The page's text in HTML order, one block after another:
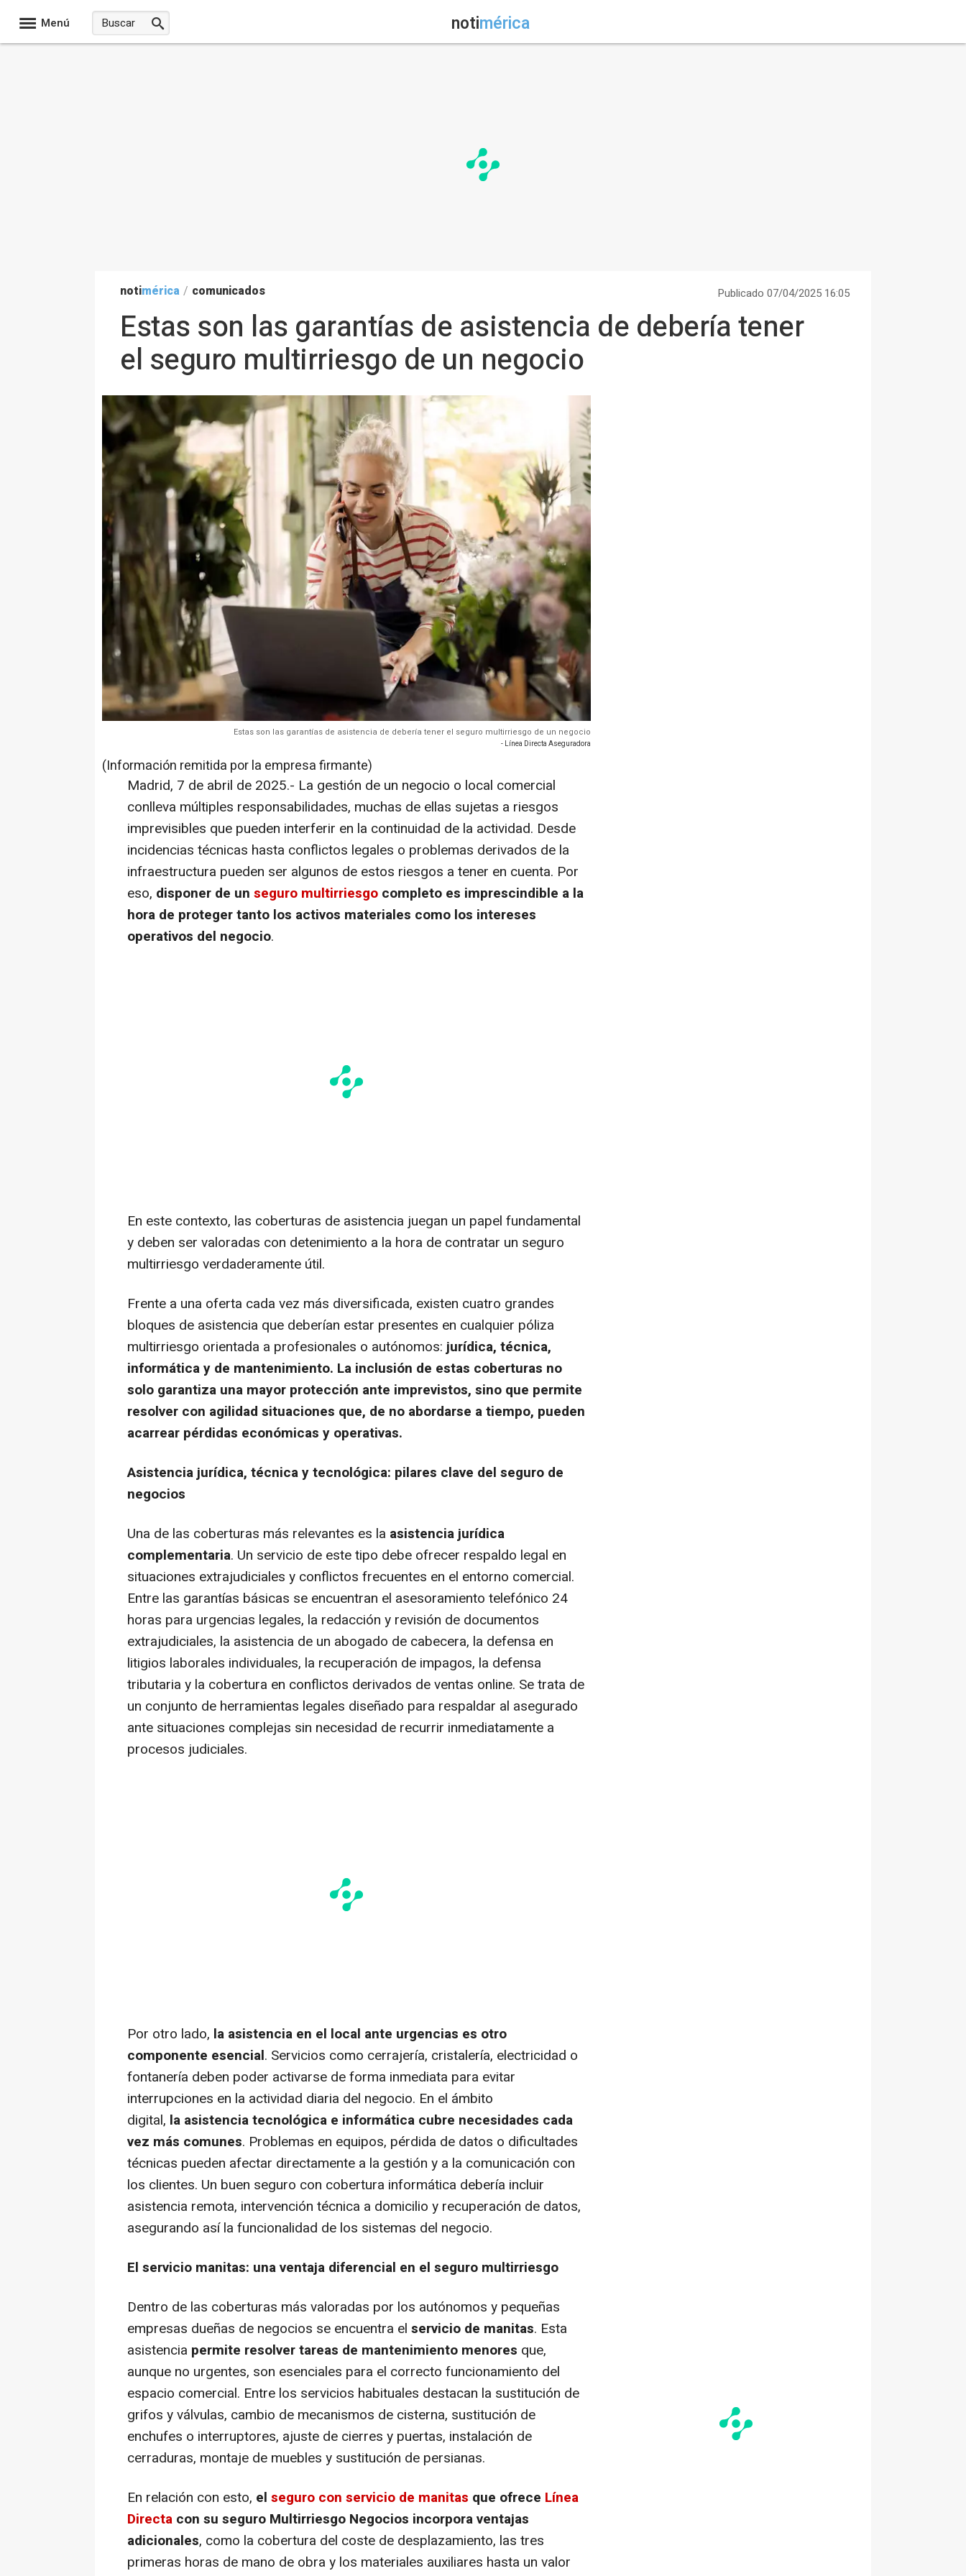
Menú notimérica
notimérica / comunicados Publicado 07/04/2025 16:05
Estas son las garantías de asistencia de debería tener
el seguro multirriesgo de un negocio
Estas son las garantías de asistencia de debería tener el seguro multirriesgo de un negocio
- Línea Directa Aseguradora
(Información remitida por la empresa firmante)
Madrid, 7 de abril de 2025.- La gestión de un negocio o local comercial
conlleva múltiples responsabilidades, muchas de ellas sujetas a riesgos
imprevisibles que pueden interferir en la continuidad de la actividad. Desde
incidencias técnicas hasta conflictos legales o problemas derivados de la
infraestructura pueden ser algunos de estos riesgos a tener en cuenta. Por
eso, disponer de un seguro multirriesgo completo es imprescindible a la
hora de proteger tanto los activos materiales como los intereses
operativos del negocio.
En este contexto, las coberturas de asistencia juegan un papel fundamental
y deben ser valoradas con detenimiento a la hora de contratar un seguro
multirriesgo verdaderamente útil.
Frente a una oferta cada vez más diversificada, existen cuatro grandes
bloques de asistencia que deberían estar presentes en cualquier póliza
multirriesgo orientada a profesionales o autónomos:jurídica, técnica,
informática y de mantenimiento. La inclusión de estas coberturas no
solo garantiza una mayor protección ante imprevistos, sino que permite
resolver con agilidad situaciones que, de no abordarse a tiempo, pueden
acarrear pérdidas económicas y operativas.
Asistencia jurídica, técnica y tecnológica: pilares clave del seguro de
negocios
Una de las coberturas más relevantes es la asistencia jurídica
complementaria. Un servicio de este tipo debe ofrecer respaldo legal en
situaciones extrajudiciales y conflictos frecuentes en el entorno comercial.
Entre las garantías básicas se encuentran el asesoramiento telefónico 24
horas para urgencias legales, la redacción y revisión de documentos
extrajudiciales, la asistencia de un abogado de cabecera, la defensa en
litigios laborales individuales, la recuperación de impagos, la defensa
tributaria y la cobertura en conflictos derivados de ventas online. Se trata de
un conjunto de herramientas legales diseñado para respaldar al asegurado
ante situaciones complejas sin necesidad de recurrir inmediatamente a
procesos judiciales.
Por otro lado, la asistencia en el local ante urgencias es otro
componente esencial. Servicios como cerrajería, cristalería, electricidad o
fontanería deben poder activarse de forma inmediata para evitar
interrupciones en la actividad diaria del negocio. En el ámbito
digital, la asistencia tecnológica e informática cubre necesidades cada
vez más comunes. Problemas en equipos, pérdida de datos o dificultades
técnicas pueden afectar directamente a la gestión y a la comunicación con
los clientes. Un buen seguro con cobertura informática debería incluir
asistencia remota, intervención técnica a domicilio y recuperación de datos,
asegurando así la funcionalidad de los sistemas del negocio.
El servicio manitas: una ventaja diferencial en el seguro multirriesgo
Dentro de las coberturas más valoradas por los autónomos y pequeñas
empresas dueñas de negocios se encuentra el servicio de manitas. Esta
asistencia permite resolver tareas de mantenimiento menores que,
aunque no urgentes, son esenciales para el correcto funcionamiento del
espacio comercial. Entre los servicios habituales destacan la sustitución de
grifos y válvulas, cambio de mecanismos de cisterna, sustitución de
enchufes o interruptores, ajuste de cierres y puertas, instalación de
cerraduras, montaje de muebles y sustitución de persianas.
En relación con esto, el seguro con servicio de manitas que ofrece Línea
Directa con su seguro Multirriesgo Negocios incorpora ventajas
adicionales, como la cobertura del coste de desplazamiento, las tres
primeras horas de mano de obra y los materiales auxiliares hasta un valor